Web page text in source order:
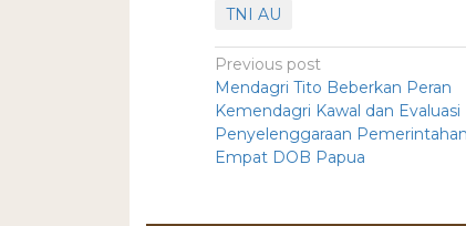
TNI AU
Previous post
Mendagri Tito Beberkan Peran
Kemendagri Kawal dan Evaluasi
Penyelenggaraan Pemerintahan
Empat DOB Papua